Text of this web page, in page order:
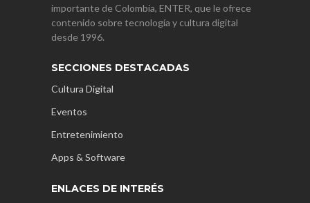
importante de Colombia, ENTER, que le ofrece
contenido sobre tecnología y cultura digital
desde 1996.
SECCIONES DESTACADAS
Cultura Digital
Eventos
Entretenimiento
Apps & Software
ENLACES DE INTERÉS